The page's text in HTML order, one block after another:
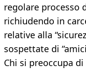
regolare processo
richiudendo in
relative alla
sospettate di
Chi si preoccupa di